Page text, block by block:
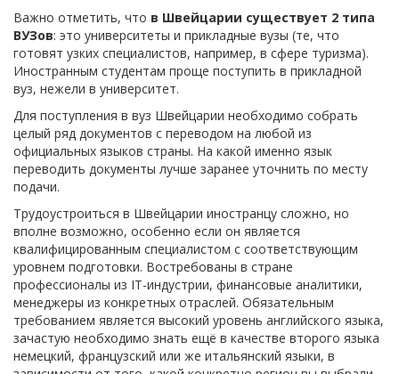
Важно отметить, что в Швейцарии существует 2 типа
ВУЗов: это университеты и прикладные вузы (те, что
готовят узких специалистов, например, в сфере туризма).
Иностранным студентам проще поступить в прикладной
вуз, нежели в университет.
Для поступления в вуз Швейцарии необходимо собрать
целый ряд документов с переводом на любой из
официальных языков страны. На какой именно язык
переводить документы лучше заранее уточнить по месту
подачи.
Трудоустроиться в Швейцарии иностранцу сложно, но
вполне возможно, особенно если он является
квалифицированным специалистом с соответствующим
уровнем подготовки. Востребованы в стране
профессионалы из IT-индустрии, финансовые аналитики,
менеджеры из конкретных отраслей. Обязательным
требованием является высокий уровень английского языка,
зачастую необходимо знать ещё в качестве второго языка
немецкий, французский или же итальянский языки, в